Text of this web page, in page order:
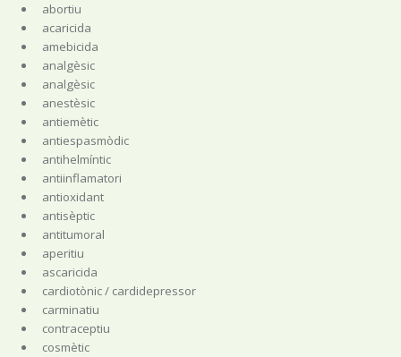
abortiu
acaricida
amebicida
analgèsic
analgèsic
anestèsic
antiemètic
antiespasmòdic
antihelmíntic
antiinflamatori
antioxidant
antisèptic
antitumoral
aperitiu
ascaricida
cardiotònic / cardidepressor
carminatiu
contraceptiu
cosmètic